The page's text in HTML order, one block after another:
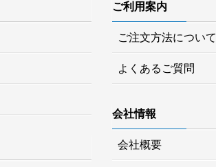
ご利用案内
ご注文方法について
よくあるご質問
会社情報
会社概要